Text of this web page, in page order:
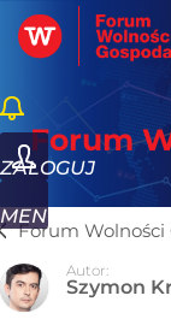
ZALOGUJ
MENU
Forum
Forum
Autor:
Szymon